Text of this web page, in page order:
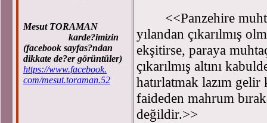
Mesut TORAMAN
karde?imizin
(facebook sayfas?ndan
dikkate de?er görüntüler)
https://www.facebook.
com/mesut.toraman.52
<<Panzehire
yılandan çıkarılmış
ekşitirse, paraya
çıkarılmış altını
hatırlatmak lazım
faideden mahrum
değildir.>>